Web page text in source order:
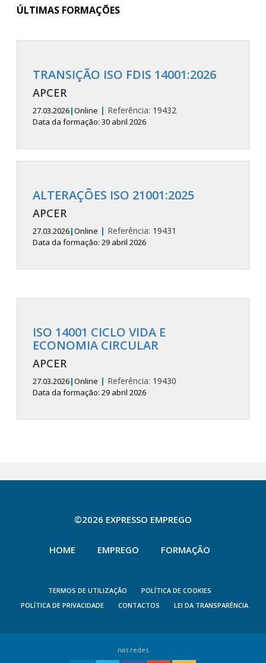
ÚLTIMAS FORMAÇÕES
TRANSIÇÃO ISO FDIS 14001:2026
APCER
27.03.2026|Online | Referência: 19432
Data da formação: 30 abril 2026
ALTERAÇÕES ISO 21001:2025
APCER
27.03.2026|Online | Referência: 19431
Data da formação: 29 abril 2026
ISO 14001 CICLO VIDA E
ECONOMIA CIRCULAR
APCER
27.03.2026|Online | Referência: 19430
Data da formação: 29 abril 2026
©2026 EXPRESSO EMPREGO
HOME EMPREGO FORMAÇÃO
TERMOS DE UTILIZAÇÃO
POLÍTICA DE COOKIES
POLÍTICA DE PRIVACIDADE
CONTACTOS LEI DA TRANSPARÊNCIA
nas redes